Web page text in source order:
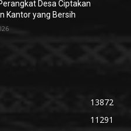
Desa Ciptakan
Kantor yang Bersih
13872
11291